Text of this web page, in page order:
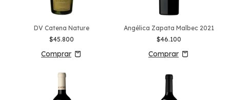
DV Catena Nature
$45.800
Angélica Zapata Malbec 2021
$46.100